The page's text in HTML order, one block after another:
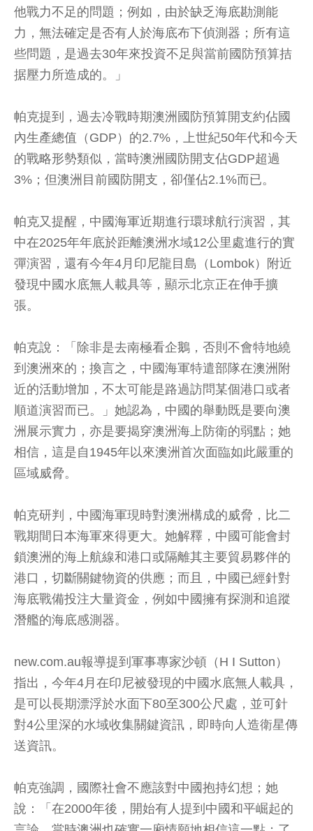
他戰力不足的問題；例如，由於缺乏海底勘測能
力，無法確定是否有人於海底布下偵測器；所有這
些問題，是過去30年來投資不足與當前國防預算拮
据壓力所造成的。」
帕克提到，過去冷戰時期澳洲國防預算開支約佔國
內生產總值（GDP）的2.7%，上世紀50年代和今天
的戰略形勢類似，當時澳洲國防開支佔GDP超過
3%；但澳洲目前國防開支，卻僅佔2.1%而已。
帕克又提醒，中國海軍近期進行環球航行演習，其
中在2025年年底於距離澳洲水域12公里處進行的實
彈演習，還有今年4月印尼龍目島（Lombok）附近
發現中國水底無人載具等，顯示北京正在伸手擴
張。
帕克說：「除非是去南極看企鵝，否則不會特地繞
到澳洲來的；換言之，中國海軍特遣部隊在澳洲附
近的活動增加，不太可能是路過訪問某個港口或者
順道演習而已。」她認為，中國的舉動既是要向澳
洲展示實力，亦是要揭穿澳洲海上防衛的弱點；她
相信，這是自1945年以來澳洲首次面臨如此嚴重的
區域威脅。
帕克研判，中國海軍現時對澳洲構成的威脅，比二
戰期間日本海軍來得更大。她解釋，中國可能會封
鎖澳洲的海上航線和港口或隔離其主要貿易夥伴的
港口，切斷關鍵物資的供應；而且，中國已經針對
海底戰備投注大量資金，例如中國擁有探測和追蹤
潛艦的海底感測器。
new.com.au報導提到軍事專家沙頓（H I Sutton）
指出，今年4月在印尼被發現的中國水底無人載具，
是可以長期漂浮於水面下80至300公尺處，並可針
對4公里深的水域收集關鍵資訊，即時向人造衛星傳
送資訊。
帕克強調，國際社會不應該對中國抱持幻想；她
說：「在2000年後，開始有人提到中國和平崛起的